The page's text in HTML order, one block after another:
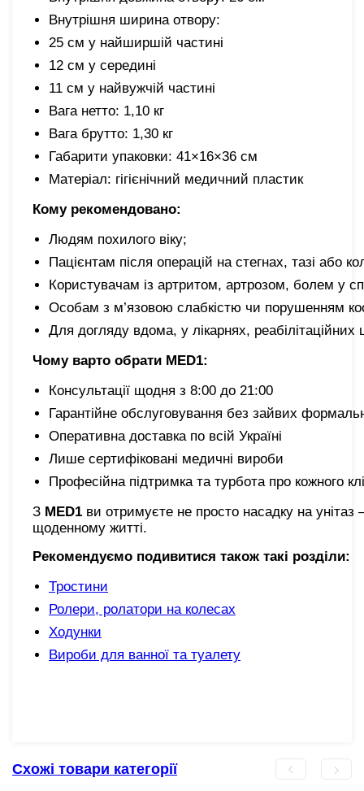
Внутрішня ширина отвору:
25 см у найширшій частині
12 см у середині
11 см у найвужчій частині
Вага нетто: 1,10 кг
Вага брутто: 1,30 кг
Габарити упаковки: 41×16×36 см
Матеріал: гігієнічний медичний пластик
Кому рекомендовано:
Людям похилого віку;
Пацієнтам після операцій на стегнах, тазі або
Користувачам із артритом, артрозом, болем у
Особам з м’язовою слабкістю чи порушенням
Для догляду вдома, у лікарнях, реабілітаційних
Чому варто обрати MED1:
Консультації щодня з 8:00 до 21:00
Гарантійне обслуговування без зайвих
Оперативна доставка по всій Україні
Лише сертифіковані медичні вироби
Професійна підтримка та турбота про кожного
З MED1 ви отримуєте не просто насадку на унітаз
щоденному житті.
Рекомендуємо подивитися також такі розділи:
Тростини
Ролери, ролатори на колесах
Ходунки
Вироби для ванної та туалету
Схожі товари категорії